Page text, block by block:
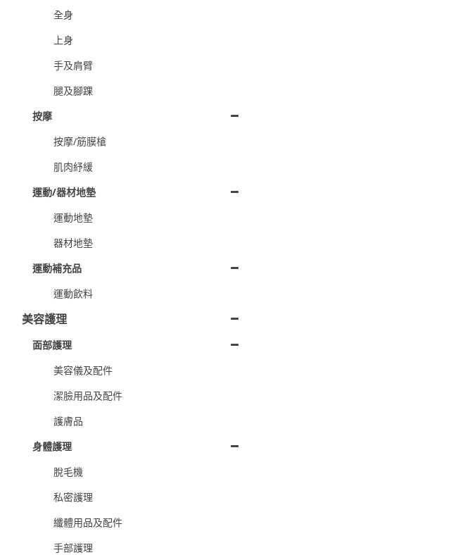
全身
上身
手及肩臂
腿及腳踝
按摩
按摩/筋膜槍
肌肉紓緩
運動/器材地墊
運動地墊
器材地墊
運動補充品
運動飲料
美容護理
面部護理
美容儀及配件
潔臉用品及配件
護膚品
身體護理
脫毛機
私密護理
纖體用品及配件
手部護理